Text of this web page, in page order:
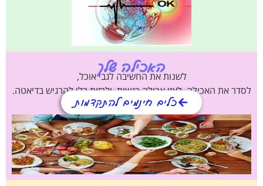
האכילה שלך
לשנות את החשיבה לגבי אוכל,
לאזן אכילה רגשית, ולרזות בלי להרגיש בדיאטה.
כלים חינמים להתקדמות